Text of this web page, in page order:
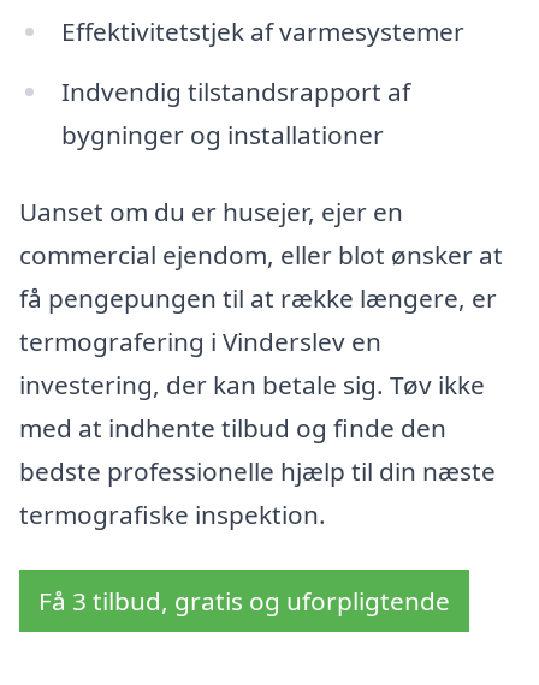
Effektivitetstjek af varmesystemer
Indvendig tilstandsrapport af
bygninger og installationer
Uanset om du er husejer, ejer en
commercial ejendom, eller blot ønsker at
få pengepungen til at række længere, er
termografering i Vinderslev en
investering, der kan betale sig. Tøv ikke
med at indhente tilbud og finde den
bedste professionelle hjælp til din næste
termografiske inspektion.
Få 3 tilbud, gratis og uforpligtende